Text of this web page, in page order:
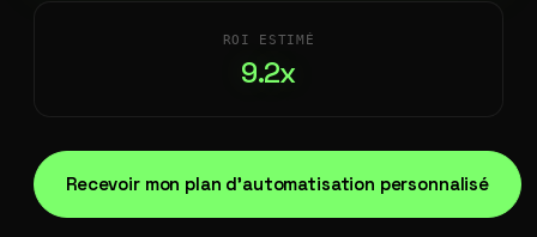
ROI ESTIMÉ
9.2x
Recevoir mon plan d'automatisation personnalisé